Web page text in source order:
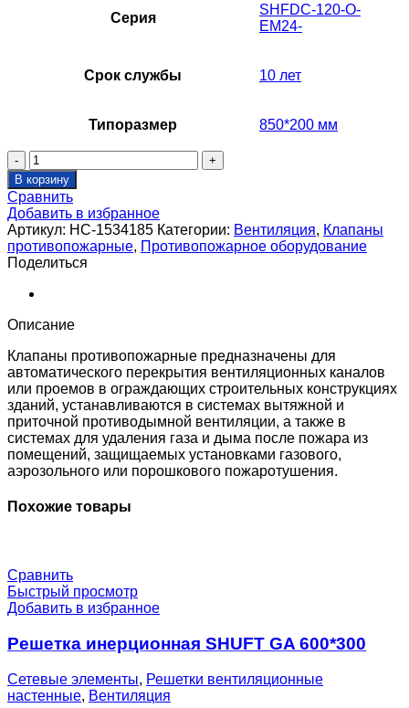
Серия
SHFDC-120-O-
EM24-
Срок службы 10 лет
Типоразмер 850*200 мм
Количество
товара
Клапан
противопожарный
SHUFT
SHFDC-
120-
O-
850_200-
0-
0-
0
В корзину
Сравнить
Добавить в избранное
Артикул: НС-1534185 Категории: Вентиляция, Клапаны
противопожарные, Противопожарное оборудование
Поделиться
Описание
Клапаны противопожарные предназначены для
автоматического перекрытия вентиляционных каналов
или проемов в ограждающих строительных конструкциях
зданий, устанавливаются в системах вытяжной и
приточной противодымной вентиляции, а также в
системах для удаления газа и дыма после пожара из
помещений, защищаемых установками газового,
аэрозольного или порошкового пожаротушения.
Похожие товары
Сравнить
Быстрый просмотр
Добавить в избранное
Решетка инерционная SHUFT GA 600*300
Сетевые элементы, Решетки вентиляционные
настенные, Вентиляция